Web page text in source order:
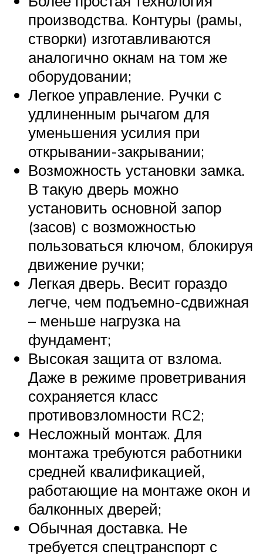
производства. Контуры (рамы,
створки) изготавливаются
аналогично окнам на том же
оборудовании;
Легкое управление. Ручки с
удлиненным рычагом для
уменьшения усилия при
открывании-закрывании;
Возможность установки замка.
В такую дверь можно
установить основной запор
(засов) с возможностью
пользоваться ключом, блокируя
движение ручки;
Легкая дверь. Весит гораздо
легче, чем подъемно-сдвижная
– меньше нагрузка на
фундамент;
Высокая защита от взлома.
Даже в режиме проветривания
сохраняется класс
противовзломности RC2;
Несложный монтаж. Для
монтажа требуются работники
средней квалификацией,
работающие на монтаже окон и
балконных дверей;
Обычная доставка. Не
требуется спецтранспорт с